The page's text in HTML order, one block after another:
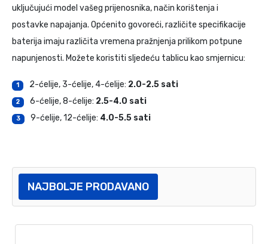
uključujući model vašeg prijenosnika, način korištenja i
postavke napajanja. Općenito govoreći, različite specifikacije
baterija imaju različita vremena pražnjenja prilikom potpune
napunjenosti. Možete koristiti sljedeću tablicu kao smjernicu:
1 2-ćelije, 3-ćelije, 4-ćelije: 2.0-2.5 sati
2 6-ćelije, 8-ćelije: 2.5-4.0 sati
3 9-ćelije, 12-ćelije: 4.0-5.5 sati
NAJBOLJE PRODAVANO